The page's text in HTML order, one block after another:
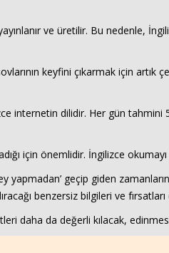
ve üretilir. Bu nedenle,
keyfini çıkarmak için
internetin dilidir. Her gün
için önemlidir. İngilizce
geçip giden
benzersiz bilgileri ve
daha da değerli kılacak,